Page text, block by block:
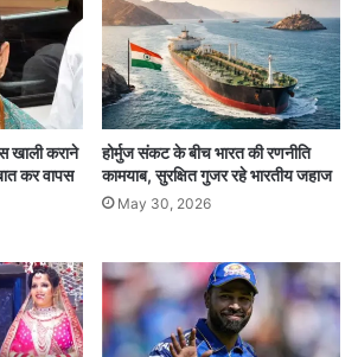
रणनीतियों के लिए जाना जाता था।
के ऑपरेशन की यह पहली सार्वजनिक
ईरान की राजधानी के भीतर कार्रवाई
मध्य-पूर्व में पहले से जारी तनाव को
का मानना है कि आने वाले
खाली कराने
कर वापस
होर्मुज संकट के बीच भारत की रणनीति
कामयाब, सुरक्षित गुजर रहे भारतीय जहाज
May 30, 2026